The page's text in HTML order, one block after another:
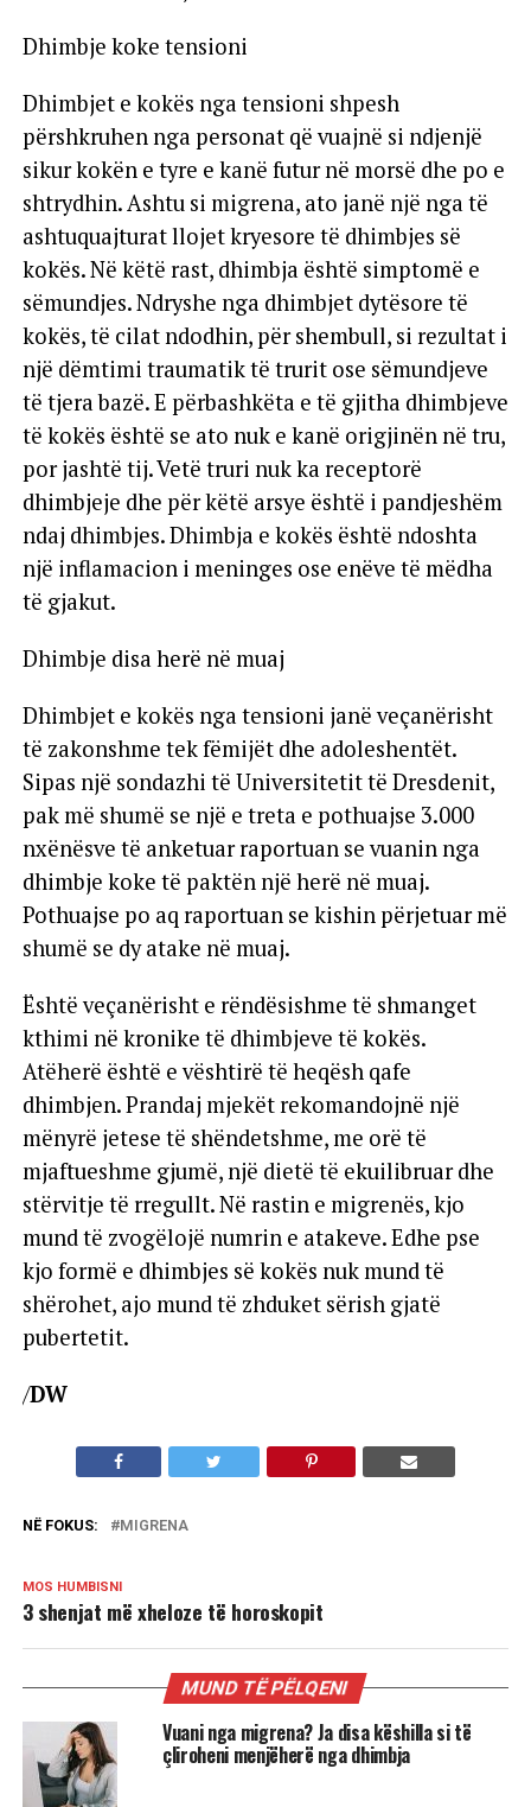
Dhimbje koke tensioni
Dhimbjet e kokës nga tensioni shpesh
përshkruhen nga personat që vuajnë si ndjenjë
sikur kokën e tyre e kanë futur në morsë dhe po e
shtrydhin. Ashtu si migrena, ato janë një nga të
ashtuquajturat llojet kryesore të dhimbjes së
kokës. Në këtë rast, dhimbja është simptomë e
sëmundjes. Ndryshe nga dhimbjet dytësore të
kokës, të cilat ndodhin, për shembull, si rezultat i
një dëmtimi traumatik të trurit ose sëmundjeve
të tjera bazë. E përbashkëta e të gjitha dhimbjeve
të kokës është se ato nuk e kanë origjinën në tru,
por jashtë tij. Vetë truri nuk ka receptorë
dhimbjeje dhe për këtë arsye është i pandjeshëm
ndaj dhimbjes. Dhimbja e kokës është ndoshta
një inflamacion i meninges ose enëve të mëdha
të gjakut.
Dhimbje disa herë në muaj
Dhimbjet e kokës nga tensioni janë veçanërisht
të zakonshme tek fëmijët dhe adoleshentët.
Sipas një sondazhi të Universitetit të Dresdenit,
pak më shumë se një e treta e pothuajse 3.000
nxënësve të anketuar raportuan se vuanin nga
dhimbje koke të paktën një herë në muaj.
Pothuajse po aq raportuan se kishin përjetuar më
shumë se dy atake në muaj.
Është veçanërisht e rëndësishme të shmanget
kthimi në kronike të dhimbjeve të kokës.
Atëherë është e vështirë të heqësh qafe
dhimbjen. Prandaj mjekët rekomandojnë një
mënyrë jetese të shëndetshme, me orë të
mjaftueshme gjumë, një dietë të ekuilibruar dhe
stërvitje të rregullt. Në rastin e migrenës, kjo
mund të zvogëlojë numrin e atakeve. Edhe pse
kjo formë e dhimbjes së kokës nuk mund të
shërohet, ajo mund të zhduket sërish gjatë
pubertetit.
/DW
NË FOKUS: MIGRENA
MOS HUMBISNI
3 shenjat më xheloze të horoskopit
MUND TË PËLQENI
Vuani nga migrena? Ja disa këshilla si të
çliroheni menjëherë nga dhimbja